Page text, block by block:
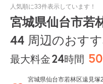
人気順に33件表示しています！
宮城県仙台市若
44 周辺のおす
最大料金24時間
宮城県仙台市若林区遠見